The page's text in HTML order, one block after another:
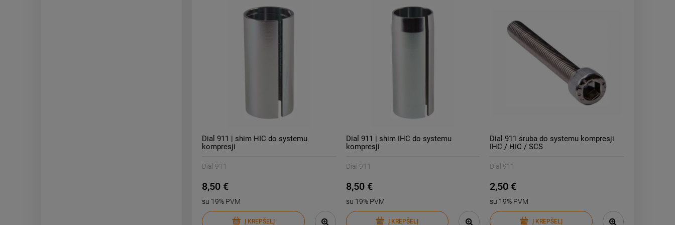
Dial 911 | shim HIC do systemu
kompresji
Dial 911
8,50 €
su 19% PVM
Į KREPŠELĮ
Dial 911 | shim IHC do systemu
kompresji
Dial 911
8,50 €
su 19% PVM
Į KREPŠELĮ
Dial 911 śruba do systemu kompresji
IHC / HIC / SCS
Dial 911
2,50 €
su 19% PVM
Į KREPŠELĮ